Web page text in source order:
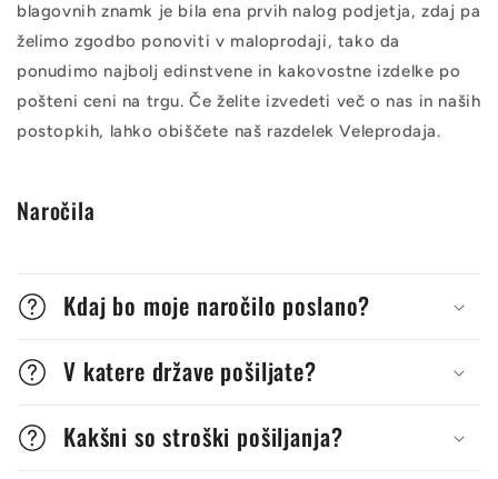
blagovnih znamk je bila ena prvih nalog podjetja, zdaj pa
želimo zgodbo ponoviti v maloprodaji, tako da
ponudimo najbolj edinstvene in kakovostne izdelke po
pošteni ceni na trgu. Če želite izvedeti več o nas in naših
postopkih, lahko obiščete naš razdelek Veleprodaja.
Naročila
Kdaj bo moje naročilo poslano?
V katere države pošiljate?
Kakšni so stroški pošiljanja?